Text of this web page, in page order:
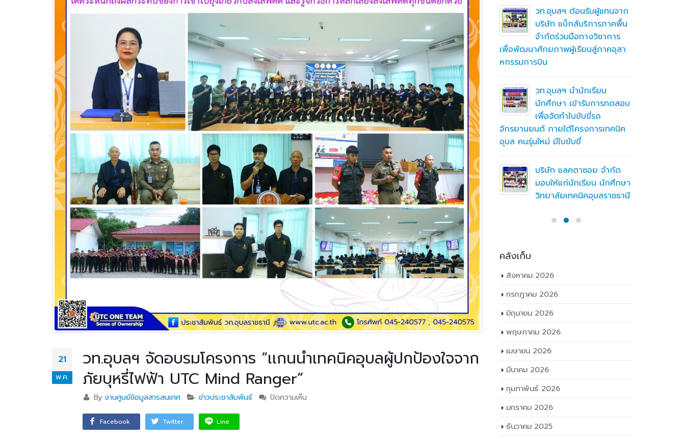
21
พ.ค.
วท.อุบลฯ จัดอบรมโครงการ “เเกนนำเทคนิคอุบลผู้ปกป้องใจจาก
ภัยบุหรี่ไฟฟ้า UTC Mind Ranger”
Byงานศูนย์ข้อมูลสารสนเทศ ข่าวประชาสัมพันธ์ ปิดความเห็น
Facebook Twitter Line
วท.อุบลฯ ต้อนรับผู้แทนจาก
บริษัท แบ็กส์บริการภาคพื้น
จำกัดร่วมมือทางวิชาการ
เพื่อพัฒนาศักยภาพผู้เรียนสู่ภาคอุสา
หกรรมการบิน
วท.อุบลฯ นำนักเรียน
นักศึกษา เข้ารับการทดสอบ
เพื่อจัดทำใบขับขี่รถ
จักรยานยนต์ ภายใต้โครงการเทคนิค
อุบล คนรุ่นใหม่ มีใบขับขี่
บริษัท แลคตาซอย จำกัด
มอบให้แก่นักเรียน นักศึกษา
วิทยาลัยเทคนิคอุบลราชธานี
วท.อุบลฯ ต้อนรับคณะ
ติดตามการดำเนินงานของ
สถานศึกษาในการขับเคลื่อนการจัดการ
อาชีวศึกษา ปีงบประมาณ พ.ศ. 2569
ประกาศวิทยาลัยเทคนิ
อุบลราชธานี การรับบุคคลเข้าศึกษาต่อ
ปีการศึกษา 2563 ประเภทโควตา
วท.อุบลฯ จัดประชุมเพื่อสร้าง
ความเข้าใจ เกี่ยวกับคู่มือ
Maintenance Training
Organisation Exposition (MTOE)
วท.อุบลฯ ลงนามบันทึกความ
เข้าใจร่วมมือ (MOU) ร่วมกับ
บริษัท ทีเจซี คอร์ปอเรชั่น
จำกัด เพื่อการเรียนการสอน
อาชีวศึกษา
วท.อุบลฯ ต้อนรับผู้แทนจาก
บริษัท แบ็กส์บริการภาคพื้น
จำกัดร่วมมือทางวิชาการ
เพื่อพัฒนาศักยภาพผู้เรียนสู่ภาคอุสา
หกรรมการบิน
วท.อุบลฯ นำนักเรียน
นักศึกษา เข้ารับการทดสอบ
เพื่อจัดทำใบขับขี่รถ
จักรยานยนต์ ภายใต้โครงการเทคนิค
อุบล คนรุ่นใหม่ มีใบขับขี่
บริษัท แลคตาซอย จำกัด
มอบให้แก่นักเรียน นักศึกษา
วิทยาลัยเทคนิคอุบลราชธานี
คลังเก็บ
สิงหาคม 2026
กรกฎาคม 2026
มิถุนายน 2026
พฤษภาคม 2026
เมษายน 2026
มีนาคม 2026
กุมภาพันธ์ 2026
มกราคม 2026
ธันวาคม 2025